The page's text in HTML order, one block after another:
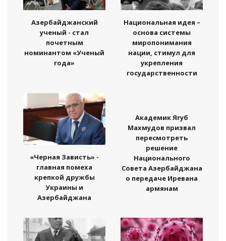
Азербайджанский
ученый - стал
почетным
номинантом «Ученый
года»
Национальная идея –
основа системы
миропонимания
нации, стимул для
укрепления
государственности
«Черная Зависть» -
главная помеха
крепкой дружбы
Украины и
Азербайджана
Академик Ягуб
Махмудов призвал
пересмотреть
решение
Национального
Совета Азербайджана
о передаче Иревана
армянам